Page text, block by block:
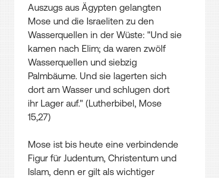
Auszugs aus Ägypten gelangten
Mose und die Israeliten zu den
Wasserquellen in der Wüste: "Und sie
kamen nach Elim; da waren zwölf
Wasserquellen und siebzig
Palmbäume. Und sie lagerten sich
dort am Wasser und schlugen dort
ihr Lager auf." (Lutherbibel, Mose
15,27)
Mose ist bis heute eine verbindende
Figur für Judentum, Christentum und
Islam, denn er gilt als wichtiger